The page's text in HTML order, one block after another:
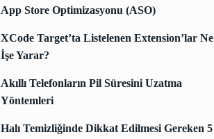
App Store Optimizasyonu (ASO)
XCode Target’ta Listelenen Extension’lar Ne
İşe Yarar?
Akıllı Telefonların Pil Süresini Uzatma
Yöntemleri
Halı Temizliğinde Dikkat Edilmesi Gereken 5